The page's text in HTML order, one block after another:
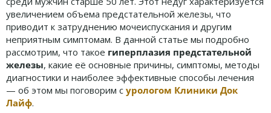
увеличением объема предстательной железы, что
приводит к затруднению мочеиспускания и другим
неприятным симптомам. В данной статье мы подробно
рассмотрим, что такое гиперплазия предстательной
железы, какие её основные причины, симптомы, методы
диагностики и наиболее эффективные способы лечения
— об этом мы поговорим с урологом Клиники Док
Лайф.